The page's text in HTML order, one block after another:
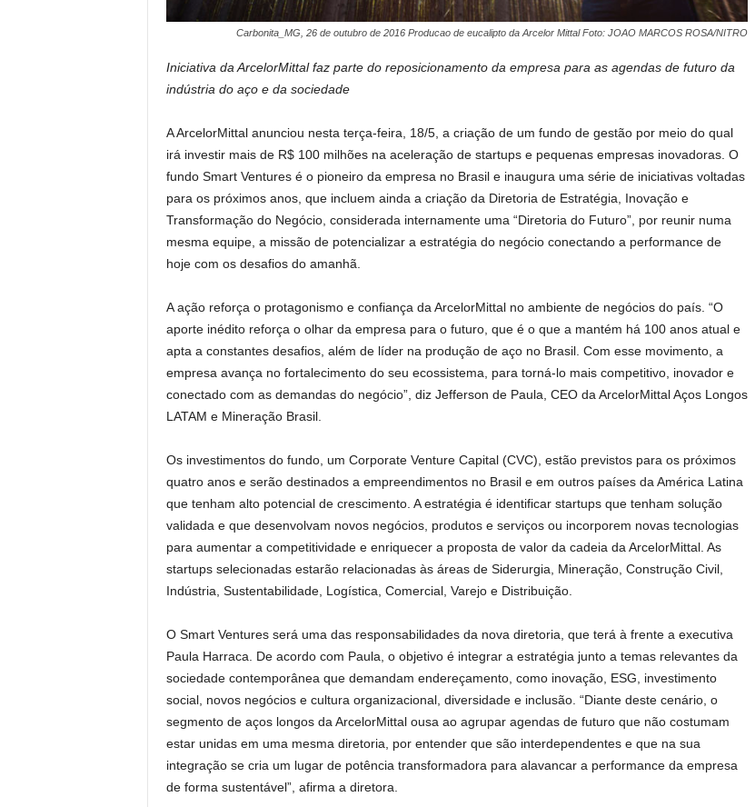
Carbonita_MG, 26 de outubro de 2016 Producao de eucalipto da Arcelor Mittal Foto: JOAO MARCOS ROSA/NITRO
Iniciativa da ArcelorMittalfaz parte do reposicionamento da empresa para as agendas de futuro da
indústria do aço e da sociedade
A ArcelorMittal anunciou nesta terça-feira, 18/5, a criação de um fundo de gestão por meio do qual
irá investir mais de R$ 100 milhões na aceleração de startups e pequenas empresas inovadoras. O
fundo Smart Ventures é o pioneiro da empresa no Brasil e inaugura uma série de iniciativas voltadas
para os próximos anos, que incluem ainda a criação da Diretoria de Estratégia, Inovação e
Transformação do Negócio, considerada internamente uma “Diretoria do Futuro”, por reunir numa
mesma equipe, a missão de potencializar a estratégia do negócio conectando a performance de
hoje com os desafios do amanhã.
A ação reforça o protagonismo e confiança da ArcelorMittal no ambiente de negócios do país. “O
aporte inédito reforça o olhar da empresa para o futuro, que é o que a mantém há 100 anos atual e
apta a constantes desafios, além de líder na produção de aço no Brasil. Com esse movimento, a
empresa avança no fortalecimento do seu ecossistema, para torná-lo mais competitivo, inovador e
conectado com as demandas do negócio”, diz Jefferson de Paula, CEO da ArcelorMittal Aços Longos
LATAM e Mineração Brasil.
Os investimentos do fundo, um Corporate Venture Capital (CVC), estão previstos para os próximos
quatro anos e serão destinados a empreendimentos no Brasil e em outros países da América Latina
que tenham alto potencial de crescimento. A estratégia é identificar startups que tenham solução
validada e que desenvolvam novos negócios, produtos e serviços ou incorporem novas tecnologias
para aumentar a competitividade e enriquecer a proposta de valor da cadeia da ArcelorMittal. As
startups selecionadas estarão relacionadas às áreas de Siderurgia, Mineração, Construção Civil,
Indústria, Sustentabilidade, Logística, Comercial, Varejo e Distribuição.
O Smart Ventures será uma das responsabilidades da nova diretoria, que terá à frente a executiva
Paula Harraca. De acordo com Paula, o objetivo é integrar a estratégia junto a temas relevantes da
sociedade contemporânea que demandam endereçamento, como inovação, ESG, investimento
social, novos negócios e cultura organizacional, diversidade e inclusão. “Diante deste cenário, o
segmento de aços longos da ArcelorMittal ousa ao agrupar agendas de futuro que não costumam
estar unidas em uma mesma diretoria, por entender que são interdependentes e que na sua
integração se cria um lugar de potência transformadora para alavancar a performance da empresa
de forma sustentável”, afirma a diretora.